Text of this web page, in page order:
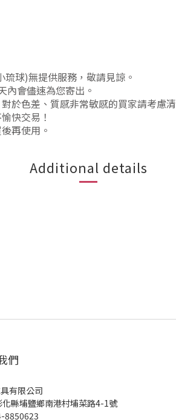
球)無提供服務，敬請見諒。
會儘速為您寄出。
於色差、質感非常敏感的買家請考慮
快交易！
再使用。
Additional details
們
有限公司
化縣埔鹽鄉南港村埔菜路4-1號
8850623